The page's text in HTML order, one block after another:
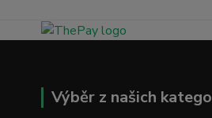
Výběr z našich